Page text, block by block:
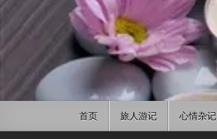
首页 旅人游记 心情杂记